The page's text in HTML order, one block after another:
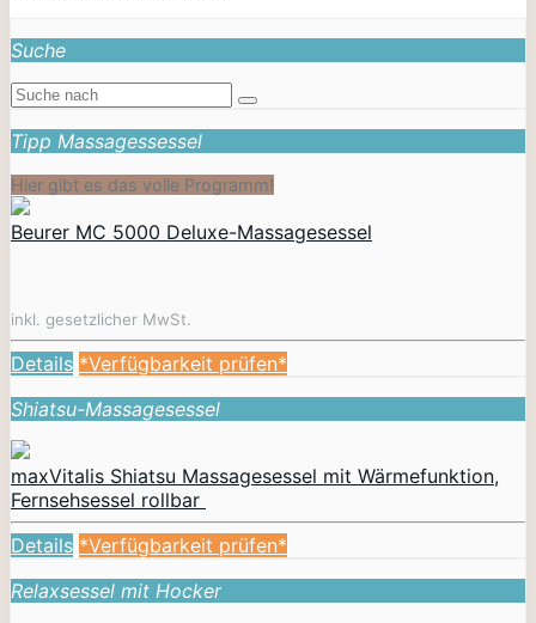
Suche
Tipp Massagessessel
Hier gibt es das volle Programm!
Beurer MC 5000 Deluxe-Massagesessel
inkl. gesetzlicher MwSt.
Details *Verfügbarkeit prüfen*
Shiatsu-Massagesessel
maxVitalis Shiatsu Massagesessel mit Wärmefunktion,
Fernsehsessel rollbar
Details *Verfügbarkeit prüfen*
Relaxsessel mit Hocker